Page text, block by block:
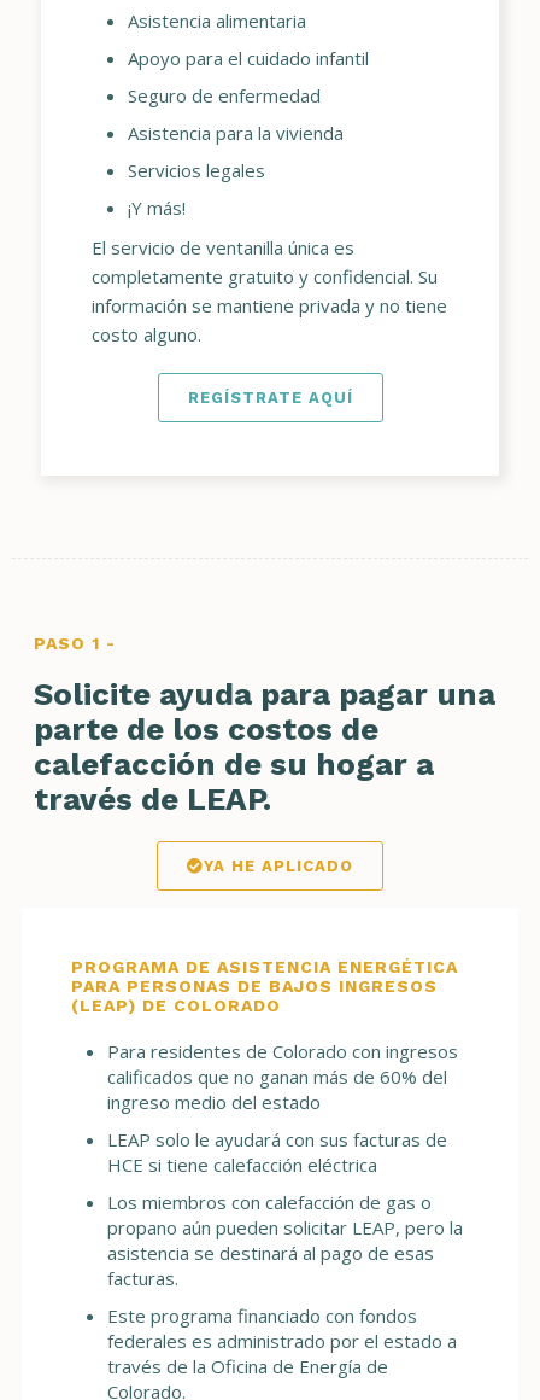
Asistencia alimentaria
Apoyo para el cuidado infantil
Seguro de enfermedad
Asistencia para la vivienda
Servicios legales
¡Y más!
El servicio de ventanilla única es
completamente gratuito y confidencial. Su
información se mantiene privada y no tiene
costo alguno.
REGÍSTRATE AQUÍ
PASO 1 -
Solicite ayuda para pagar una
parte de los costos de
calefacción de su hogar a
través de LEAP.
YA HE APLICADO
PROGRAMA DE ASISTENCIA ENERGÉTICA
PARA PERSONAS DE BAJOS INGRESOS
(LEAP) DE COLORADO
Para residentes de Colorado con ingresos
calificados que no ganan más de 60% del
ingreso medio del estado
LEAP solo le ayudará con sus facturas de
HCE si tiene calefacción eléctrica
Los miembros con calefacción de gas o
propano aún pueden solicitar LEAP, pero la
asistencia se destinará al pago de esas
facturas.
Este programa financiado con fondos
federales es administrado por el estado a
través de la Oficina de Energía de
Colorado.